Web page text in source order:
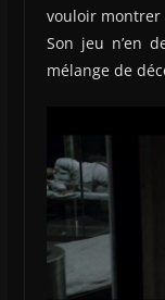
vouloir montrer
Son jeu n’en
mélange de